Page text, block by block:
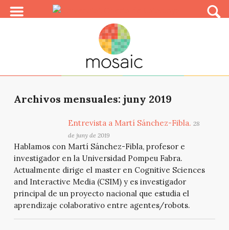
Archivos mensuales: juny 2019
Entrevista a Martí Sánchez-Fibla. 28
de juny de 2019
Hablamos con Martí Sánchez-Fibla, profesor e
investigador en la Universidad Pompeu Fabra.
Actualmente dirige el master en Cognitive Sciences
and Interactive Media (CSIM) y es investigador
principal de un proyecto nacional que estudia el
aprendizaje colaborativo entre agentes/robots.